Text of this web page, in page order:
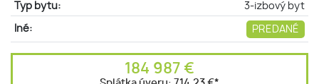
Typ bytu:
3-izbový byt
Iné: PREDANÉ
184 987 €